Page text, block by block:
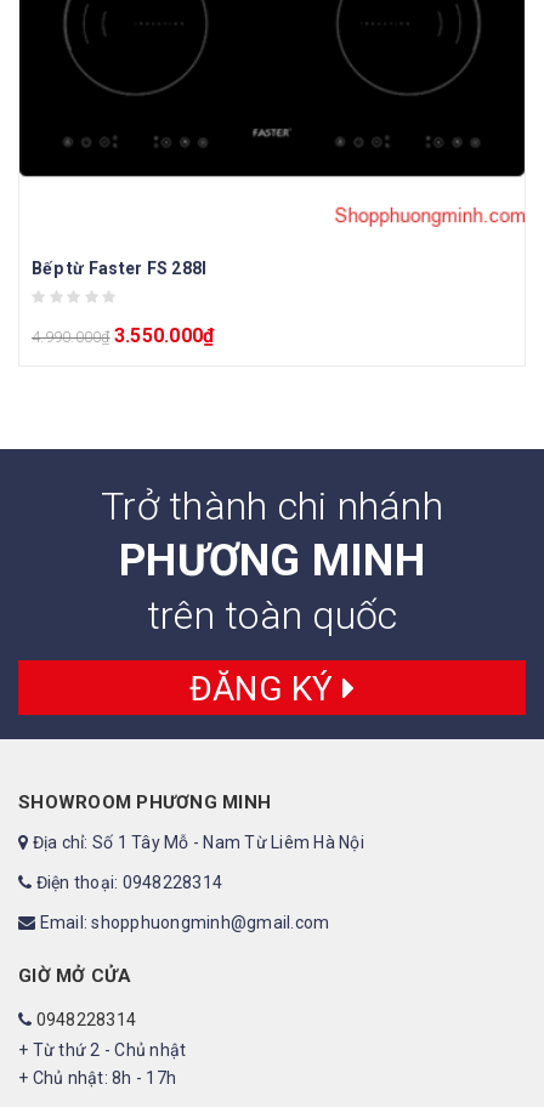
Bếp từ Faster FS 288I
4.990.000₫ 3.550.000₫
Trở thành chi nhánh
PHƯƠNG MINH
trên toàn quốc
ĐĂNG KÝ
SHOWROOM PHƯƠNG MINH
Địa chỉ: Số 1 Tây Mỗ - Nam Từ Liêm Hà Nội
Điện thoại: 0948228314
Email: shopphuongminh@gmail.com
GIỜ MỞ CỬA
0948228314
+ Từ thứ 2 - Chủ nhật
+ Chủ nhật: 8h - 17h